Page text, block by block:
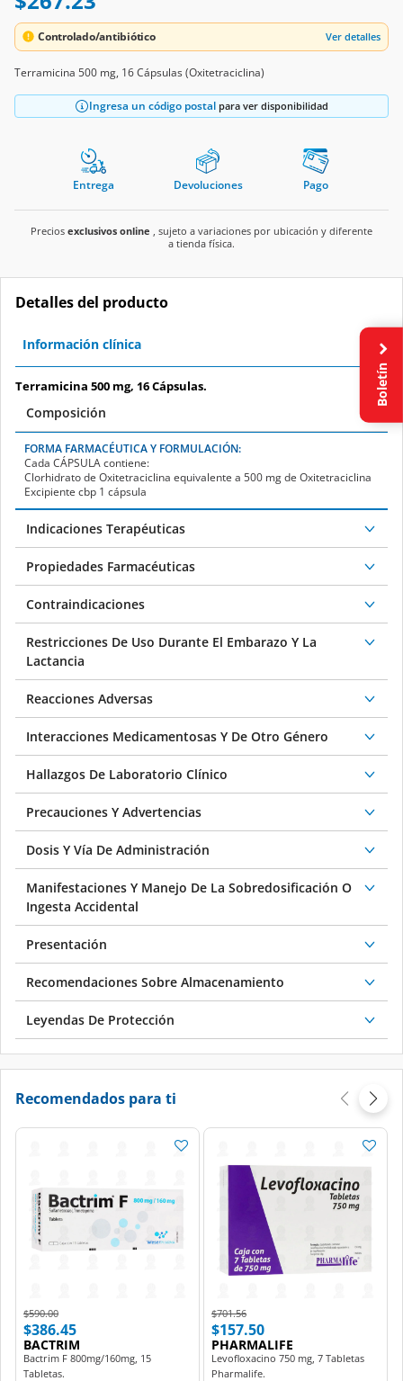
Controlado/antibiótico Ver detalles
Terramicina 500 mg, 16 Cápsulas (Oxitetraciclina)
Ingresa un código postal para ver disponibilidad
Entrega Devoluciones Pago
Precios exclusivos online , sujeto a variaciones por ubicación y diferente
a tienda física.
Detalles del producto
Información clínica
Terramicina 500 mg, 16 Cápsulas.
Composición
FORMA FARMACÉUTICA Y FORMULACIÓN:
Cada CÁPSULA contiene:
Clorhidrato de Oxitetraciclina equivalente a 500 mg de Oxitetraciclina
Excipiente cbp 1 cápsula
Indicaciones Terapéuticas
Propiedades Farmacéuticas
Contraindicaciones
Restricciones De Uso Durante El Embarazo Y La
Lactancia
Reacciones Adversas
Interacciones Medicamentosas Y De Otro Género
Hallazgos De Laboratorio Clínico
Precauciones Y Advertencias
Dosis Y Vía De Administración
Manifestaciones Y Manejo De La Sobredosificación O
Ingesta Accidental
Presentación
Recomendaciones Sobre Almacenamiento
Leyendas De Protección
Recomendados para ti
Price reduced from
$590.00to
$386.45
BACTRIM
Bactrim F 800mg/160mg, 15
Tabletas.
Price reduced from
$701.56to
$157.50
PHARMALIFE
Levofloxacino 750 mg, 7 Tabletas
Pharmalife.
Boletín